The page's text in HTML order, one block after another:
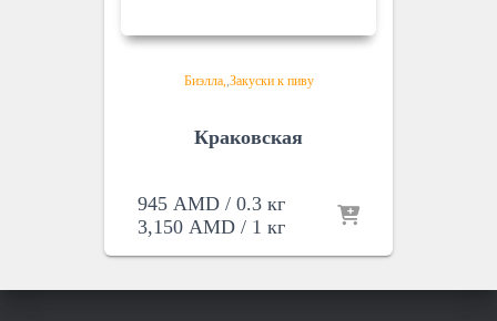
Биэлла ,Закуски к пиву
Краковская
945 AMD / 0.3 кг
3,150 AMD / 1 кг